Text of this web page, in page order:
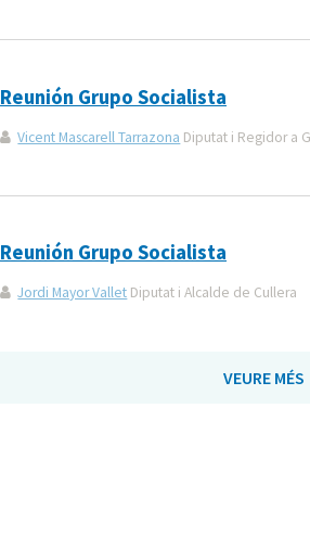
Reunión Grupo Socialista
Vicent Mascarell Tarrazona Diputat i Regidor a
Reunión Grupo Socialista
Jordi Mayor Vallet Diputat i Alcalde de Cullera
VEURE MÉS